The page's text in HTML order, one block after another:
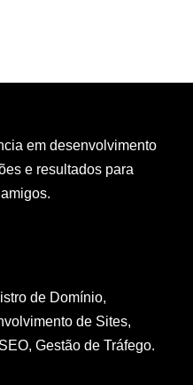
em desenvolvimento
e resultados para
de Domínio,
de Sites,
Gestão de Tráfego.